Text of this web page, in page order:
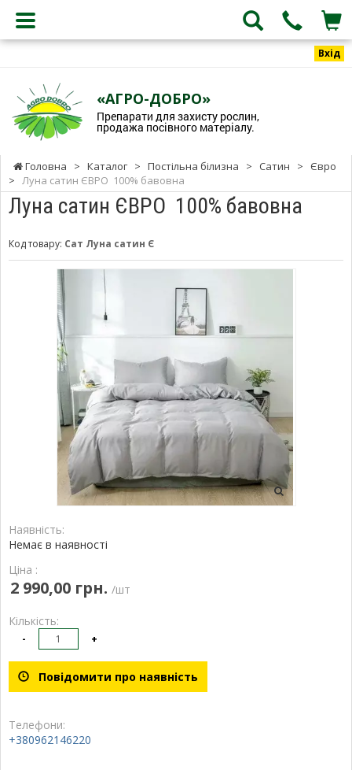
Вхід
«АГРО-ДОБРО»
Препарати для захисту рослин,
продажа посівного матеріалу.
Головна > Каталог > Постільна білизна > Сатин >
Євро
>
Луна сатин ЄВРО 100% бавовна
Луна сатин ЄВРО 100% бавовна
Код товару: Сат Луна сатин Є
Наявність:
Немає в наявності
Ціна :
2 990,00 грн. /шт
Кількість:
- +
Повідомити про наявність
Телефони:
+380962146220